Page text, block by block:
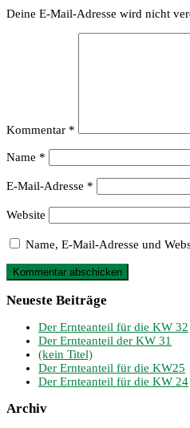
Deine E-Mail-Adresse wird nicht
Kommentar *
Name *
E-Mail-Adresse *
Website
Name, E-Mail-Adresse und
Neueste Beiträge
Der Ernteanteil für die KW 32
Der Ernteanteil der KW 31
(kein Titel)
Der Ernteanteil für die KW25
Der Ernteanteil für die KW 24
Archiv